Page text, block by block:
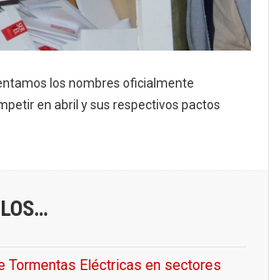
los nombres oficialmente
en abril y sus respectivos pactos
Tormentas Eléctricas en sectores